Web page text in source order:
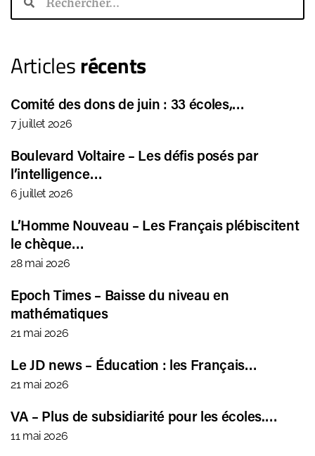
Articlesrécents
Comité des dons de juin : 33 écoles,…
7 juillet 2026
Boulevard Voltaire – Les défis posés par
l’intelligence…
6 juillet 2026
L’Homme Nouveau – Les Français plébiscitent
le chèque…
28 mai 2026
Epoch Times – Baisse du niveau en
mathématiques
21 mai 2026
Le JD news – Éducation : les Français…
21 mai 2026
VA – Plus de subsidiarité pour les écoles.…
11 mai 2026